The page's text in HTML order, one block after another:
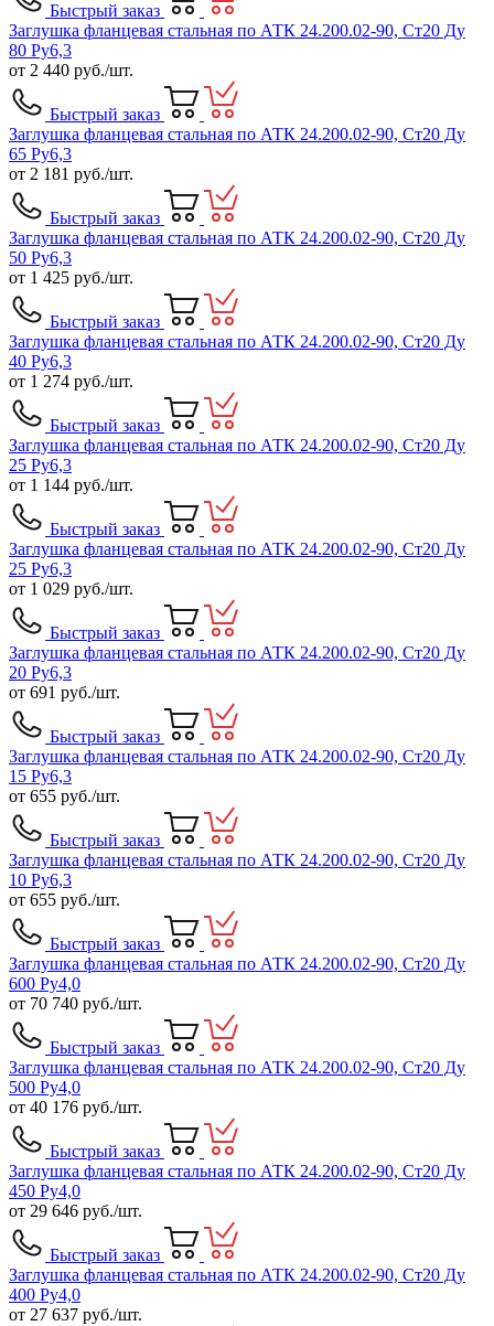
Быстрый заказ
Заглушка фланцевая стальная по АТК 24.200.02-90, Ст20 Ду
80 Ру6,3
от 2 440 руб./шт.
Быстрый заказ
Заглушка фланцевая стальная по АТК 24.200.02-90, Ст20 Ду
65 Ру6,3
от 2 181 руб./шт.
Быстрый заказ
Заглушка фланцевая стальная по АТК 24.200.02-90, Ст20 Ду
50 Ру6,3
от 1 425 руб./шт.
Быстрый заказ
Заглушка фланцевая стальная по АТК 24.200.02-90, Ст20 Ду
40 Ру6,3
от 1 274 руб./шт.
Быстрый заказ
Заглушка фланцевая стальная по АТК 24.200.02-90, Ст20 Ду
25 Ру6,3
от 1 144 руб./шт.
Быстрый заказ
Заглушка фланцевая стальная по АТК 24.200.02-90, Ст20 Ду
25 Ру6,3
от 1 029 руб./шт.
Быстрый заказ
Заглушка фланцевая стальная по АТК 24.200.02-90, Ст20 Ду
20 Ру6,3
от 691 руб./шт.
Быстрый заказ
Заглушка фланцевая стальная по АТК 24.200.02-90, Ст20 Ду
15 Ру6,3
от 655 руб./шт.
Быстрый заказ
Заглушка фланцевая стальная по АТК 24.200.02-90, Ст20 Ду
10 Ру6,3
от 655 руб./шт.
Быстрый заказ
Заглушка фланцевая стальная по АТК 24.200.02-90, Ст20 Ду
600 Ру4,0
от 70 740 руб./шт.
Быстрый заказ
Заглушка фланцевая стальная по АТК 24.200.02-90, Ст20 Ду
500 Ру4,0
от 40 176 руб./шт.
Быстрый заказ
Заглушка фланцевая стальная по АТК 24.200.02-90, Ст20 Ду
450 Ру4,0
от 29 646 руб./шт.
Быстрый заказ
Заглушка фланцевая стальная по АТК 24.200.02-90, Ст20 Ду
400 Ру4,0
от 27 637 руб./шт.